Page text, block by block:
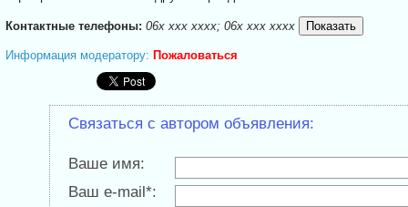
Контактные телефоны: 06x xxx xxxx; 06x xxx xxxx
Информация модератору: Пожаловаться
Связаться с автором объявления:
Ваше имя:
Ваш e-mail*: